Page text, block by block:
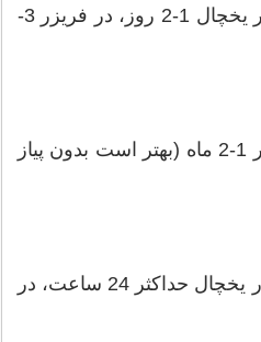
در یخچال 1-2 روز، در فریزر 3-
در فریزر 1-2 ماه (بهتر است بدون پیاز
در یخچال حداکثر 24 ساعت، در